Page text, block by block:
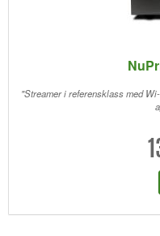
"Streamer i referensklass med